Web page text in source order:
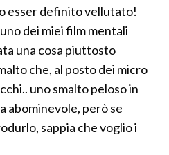
esser definito vellutato!
dei miei film mentali
una cosa piuttosto
che, al posto dei micro
uno smalto peloso in
abominevole, però se
sappia che voglio i